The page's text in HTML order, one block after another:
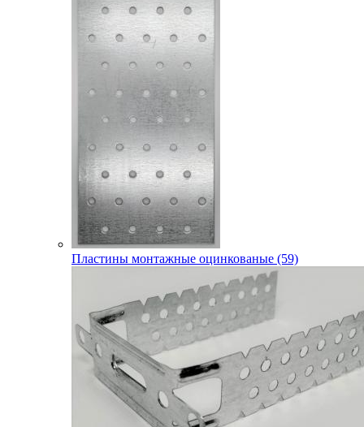
Пластины монтажные оцинкованые (59)